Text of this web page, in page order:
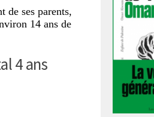
de ses parents,
14 ans de
4 ans